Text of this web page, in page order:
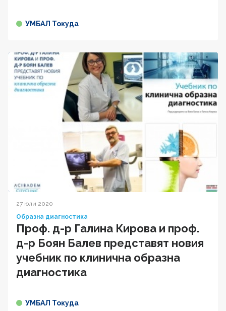
УМБАЛ Токуда
27 юли 2020
Образна диагностика
Проф. д-р Галина Кирова и проф.
д-р Боян Балев представят новия
учебник по клинична образна
диагностика
УМБАЛ Токуда